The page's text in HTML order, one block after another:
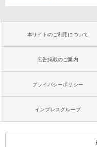
本サイトのご利用について
広告掲載のご案内
プライバシーポリシー
インプレスグループ